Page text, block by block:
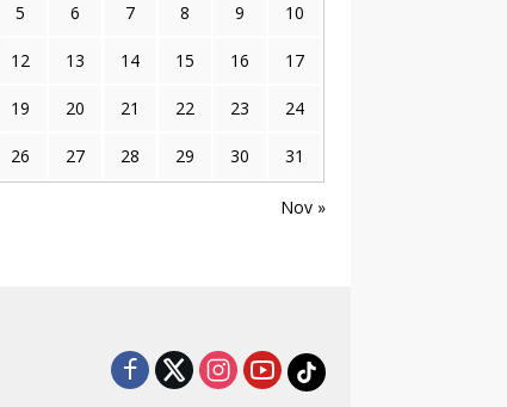
5 6 7 8 9 10
12 13 14 15 16 17
19 20 21 22 23 24
26 27 28 29 30 31
Nov »